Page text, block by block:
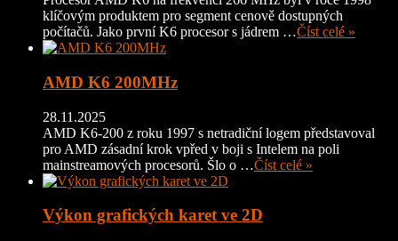
klíčovým produktem pro segment cenově dostupných
počítačů. Jako první K6 procesor s jádrem …Číst celé »
AMD K6 200MHz
28.11.2025
AMD K6-200 z roku 1997 s netradiční logem představoval
pro AMD zásadní krok vpřed v boji s Intelem na poli
mainstreamových procesorů. Šlo o …Číst celé »
Výkon grafických karet ve 2D